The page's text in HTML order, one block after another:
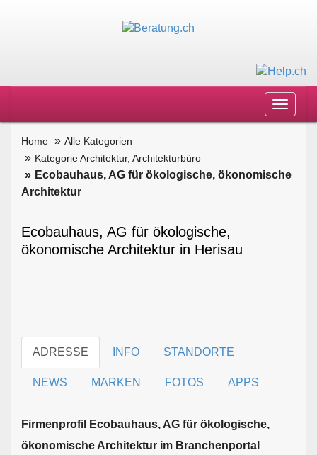
Toggle
Home
Alle Kategorien
Kategorie Architektur, Architekturbüro
Ecobauhaus, AG für ökologische, ökonomische
Architektur
Ecobauhaus, AG für ökologische,
ökonomische Architektur in Herisau
ADRESSE INFO STANDORTE
NEWS MARKEN FOTOS APPS
Firmen­profil Ecobauhaus, AG für ökologische,
ökonomische Architektur im Branchen­portal